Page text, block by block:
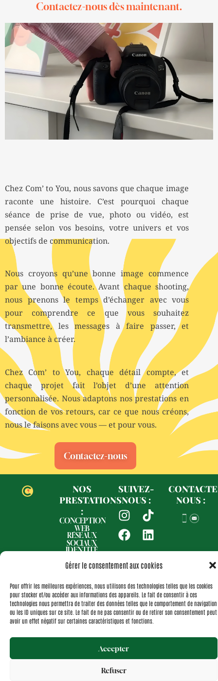
Gérer le consentement aux cookies
Pour offrir les meilleures expériences, nous utilisons des technologies telles que les cookies
pour stocker et/ou accéder aux informations des appareils. Le fait de consentir à ces
technologies nous permettra de traiter des données telles que le comportement de navigation
ou les ID uniques sur ce site. Le fait de ne pas consentir ou de retirer son consentement peut
avoir un effet négatif sur certaines caractéristiques et fonctions.
Accepter
Refuser
Contactez-nous dès maintenant.
Chez Com’ to You, nous savons que chaque image
raconte une histoire. C’est pourquoi chaque
séance de prise de vue, photo ou vidéo, est
pensée selon vos besoins, votre univers et vos
objectifs de communication.
Nous croyons qu’une bonne image commence
par une bonne écoute. Avant chaque shooting,
nous prenons le temps d’échanger avec vous
pour comprendre ce que vous souhaitez
transmettre, les messages à faire passer, et
l’ambiance à créer.
Chez Com’ to You, chaque détail compte, et
chaque projet fait l’objet d’une attention
personnalisée. Nous adaptons nos prestations en
fonction de vos retours, car ce que nous créons,
nous le faisons avec vous — et pour vous.
Contactez-nous
NOS
PRESTATIONS
:
CONCEPTION
WEB
RÉSEAUX
SOCIAUX
IDENTITÉ
NOS
SUIVEZ-
NOUS :
I
n
s
t
a
g
r
a
m
T
i
k
t
o
k
F
a
c
e
b
o
o
k
L
i
n
k
e
d
i
n
NOUS :
Politique de confidentialité
Politique de cookies (UE)
Mentions légales
Nos actualités
Copyright © Com to you | Site créé par Com to you
Liens utiles